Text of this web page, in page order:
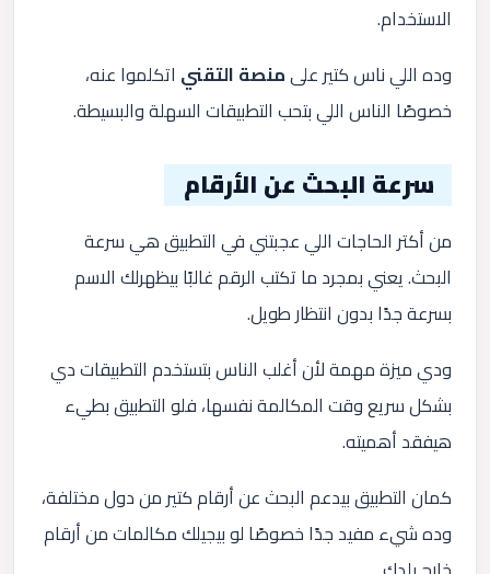
الاستخدام.
وده اللي ناس كتير علىمنصة التقني اتكلموا عنه،
خصوصًا الناس اللي بتحب التطبيقات السهلة والبسيطة.
سرعة البحث عن الأرقام
من أكتر الحاجات اللي عجبتني في التطبيق هي سرعة
البحث. يعني بمجرد ما تكتب الرقم غالبًا بيظهرلك الاسم
بسرعة جدًا بدون انتظار طويل.
ودي ميزة مهمة لأن أغلب الناس بتستخدم التطبيقات دي
بشكل سريع وقت المكالمة نفسها، فلو التطبيق بطيء
هيفقد أهميته.
كمان التطبيق بيدعم البحث عن أرقام كتير من دول مختلفة،
وده شيء مفيد جدًا خصوصًا لو بيجيلك مكالمات من أرقام